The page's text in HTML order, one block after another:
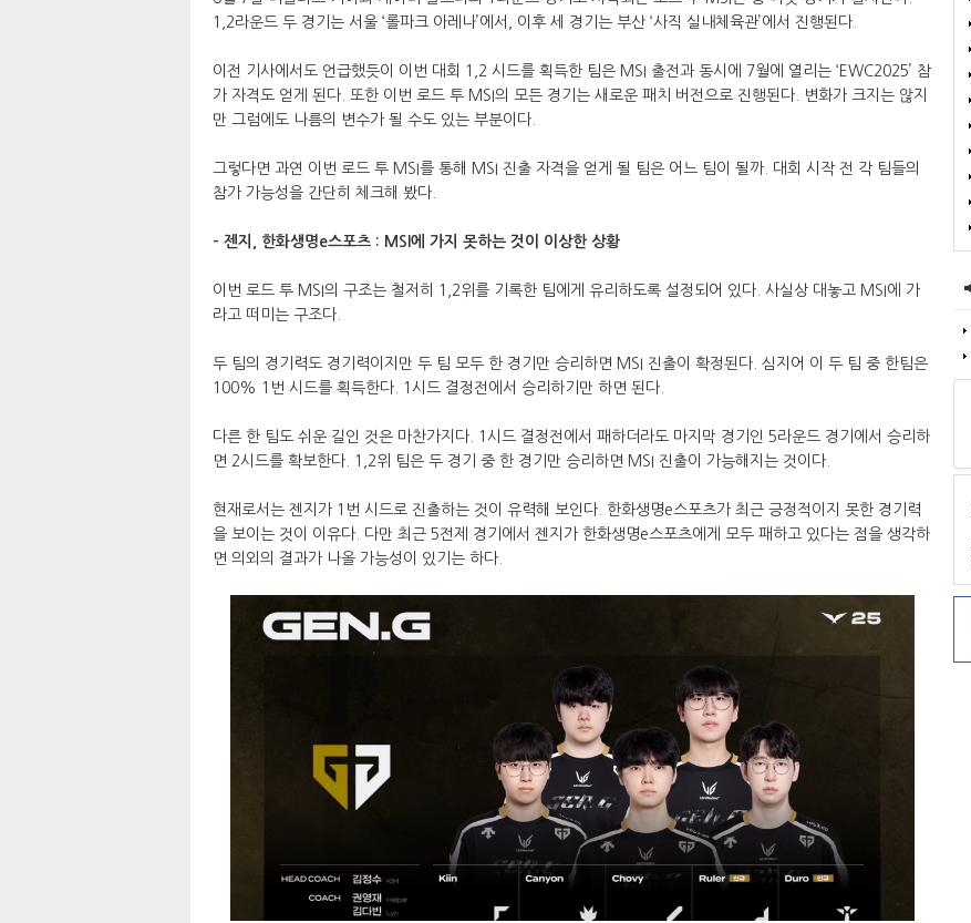
1,2라운드 두 경기는 서울 ‘롤파크 아레나’에서, 이후 세 경기는 부산 ‘사직 실내체육관’에서 진행된다.
이전 기사에서도 언급했듯이 이번 대회 1,2 시드를 획득한 팀은 MSI 출전과 동시에 7월에 열리는 ‘EWC2025’ 참
가 자격도 얻게 된다. 또한 이번 로드 투 MSI의 모든 경기는 새로운 패치 버전으로 진행된다. 변화가 크지는 않지
만 그럼에도 나름의 변수가 될 수도 있는 부분이다.
그렇다면 과연 이번 로드 투 MSI를 통해 MSI 진출 자격을 얻게 될 팀은 어느 팀이 될까. 대회 시작 전 각 팀들의
참가 가능성을 간단히 체크해 봤다.
- 젠지, 한화생명e스포츠 : MSI에 가지 못하는 것이 이상한 상황
이번 로드 투 MSI의 구조는 철저히 1,2위를 기록한 팀에게 유리하도록 설정되어 있다. 사실상 대놓고 MSI에 가
라고 떠미는 구조다.
두 팀의 경기력도 경기력이지만 두 팀 모두 한 경기만 승리하면 MSI 진출이 확정된다. 심지어 이 두 팀 중 한팀은
100% 1번 시드를 획득한다. 1시드 결정전에서 승리하기만 하면 된다.
다른 한 팀도 쉬운 길인 것은 마찬가지다. 1시드 결정전에서 패하더라도 마지막 경기인 5라운드 경기에서 승리하
면 2시드를 확보한다. 1,2위 팀은 두 경기 중 한 경기만 승리하면 MSI 진출이 가능해지는 것이다.
현재로서는 젠지가 1번 시드로 진출하는 것이 유력해 보인다. 한화생명e스포츠가 최근 긍정적이지 못한 경기력
을 보이는 것이 이유다. 다만 최근 5전제 경기에서 젠지가 한화생명e스포츠에게 모두 패하고 있다는 점을 생각하
면 의외의 결과가 나올 가능성이 있기는 하다.